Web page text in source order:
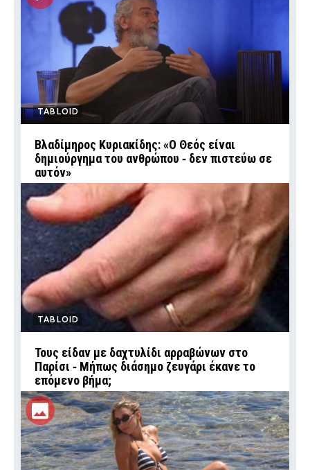
TABLOID
Βλαδίμηρος Κυριακίδης: «Ο Θεός είναι
δημιούργημα του ανθρώπου ‑ δεν πιστεύω σε
αυτόν»
TABLOID
Τους είδαν με δαχτυλίδι αρραβώνων στο
Παρίσι ‑ Μήπως διάσημο ζευγάρι έκανε το
επόμενο βήμα;